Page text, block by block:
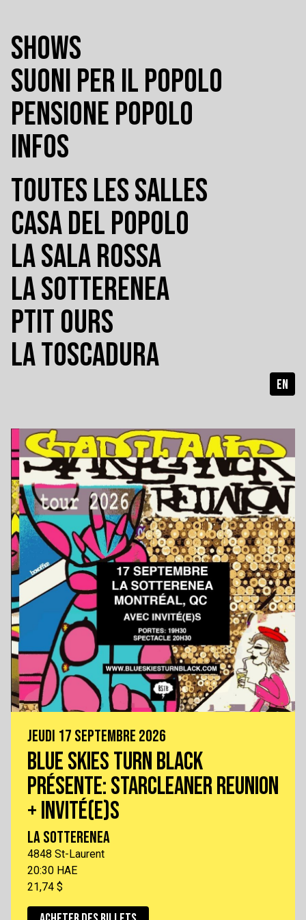
SHOWS
SUONI PER IL POPOLO
PENSIONE POPOLO
INFOS
TOUTES LES SALLES
CASA DEL POPOLO
LA SALA ROSSA
LA SOTTERENEA
PTIT OURS
LA TOSCADURA
EN
JEUDI 17 SEPTEMBRE 2026
BLUE SKIES TURN BLACK
PRÉSENTE: STARCLEANER REUNION
+ INVITÉ(E)S
LA SOTTERENEA
4848 St-Laurent
20:30 HAE
21,74 $